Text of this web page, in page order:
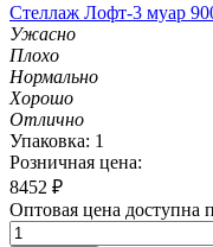
Стеллаж Лофт-3 муар
Ужасно
Плохо
Нормально
Хорошо
Отлично
Упаковка: 1
Розничная цена:
8452 ₽
Оптовая цена доступна